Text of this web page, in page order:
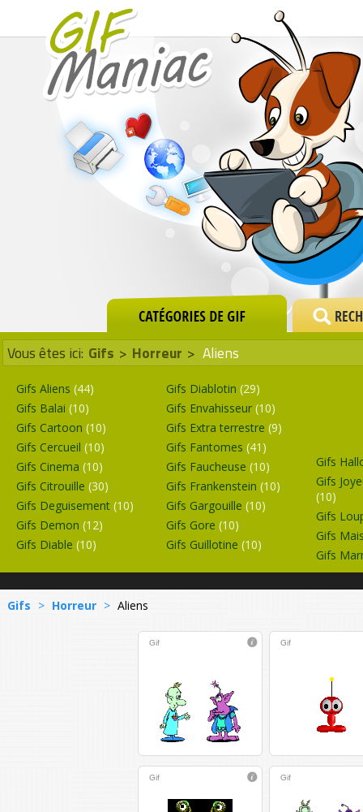
Vous êtes ici: Gifs > Horreur > Aliens
Gifs Aliens (44)
Gifs Balai (10)
Gifs Cartoon (10)
Gifs Cercueil (10)
Gifs Cinema (10)
Gifs Citrouille (30)
Gifs Deguisement (10)
Gifs Demon (12)
Gifs Diable (10)
Gifs Diablotin (29)
Gifs Envahisseur (10)
Gifs Extra terrestre (9)
Gifs Fantomes (41)
Gifs Faucheuse (10)
Gifs Frankenstein (10)
Gifs Gargouille (10)
Gifs Gore (10)
Gifs Guillotine (10)
Gifs
Gifs
(10)
Gifs
Gifs
Gifs
Gifs > Horreur > Aliens
Gif Gif
Gif Gif